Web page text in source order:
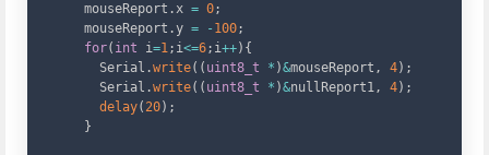
    mouseReport
.x = 0;
    mouseReport
.y = - 100;
for( int i=1; i<=6; i++) {
      Serial
.write( ( uint8_t * )&mouseReport , 4) ;
      Serial
.write( ( uint8_t * )&nullReport1, 4) ;
delay( 20) ;
}